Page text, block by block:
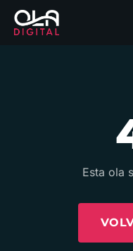
Esta ola